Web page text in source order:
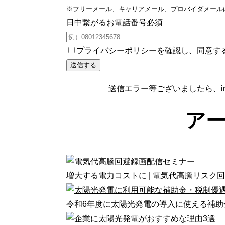
※フリーメール、キャリアメール、プロバイダメー
日中繋がるお電話番号必須
プライバシーポリシーを確認し、同意す
送信エラー等ございましたら、
ア
増大する電力コストに | 電気代高騰リスク
令和6年度に太陽光発電の導入に使える補